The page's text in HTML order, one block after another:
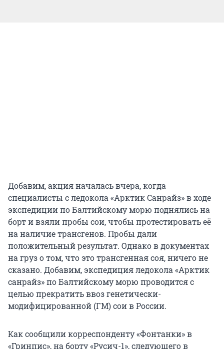
Добавим, акция началась вчера, когда
специалисты с ледокола «Арктик Санрайз» в ходе
экспедиции по Балтийскому морю поднялись на
борт и взяли пробы сои, чтобы протестировать её
на наличие трансгенов. Пробы дали
положительный результат. Однако в документах
на груз о том, что это трансгенная соя, ничего не
сказано. Добавим, экспедиция ледокола «Арктик
санрайз» по Балтийскому морю проводится с
целью прекратить ввоз генетически-
модифицированной (ГМ) сои в России.
Как сообщили корреспонденту «Фонтанки» в
«Гринпис», на борту «Русич-1», следующего в